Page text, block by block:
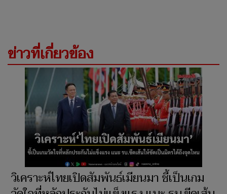
ข่าวที่เกี่ยวข้อง
วิเคราะห์ไทยเปิดสัมพันธ์เมียนมา ชี้เป็นเกม